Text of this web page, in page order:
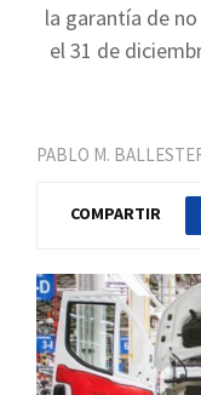
la garantía de
el 31 de
PABLO M.
COMPARTIR